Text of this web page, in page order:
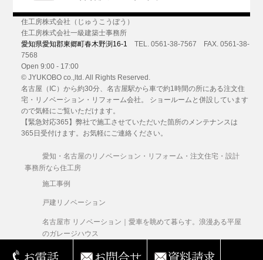
住工房株式会社（じゅうこうぼう）
住工房株式会社一級建築士事務所
愛知県愛知郡東郷町春木野渕16-1
TEL. 0561-38-7567 FAX. 0561-38-
7568
Open 9:00 - 17:00
© JYUKOBO co.,ltd. All Rights Reserved.
名古屋（IC）から約30分 、名古屋駅から車で約1時間の所にある注文住
宅・リノベーション・リフォーム会社。 ショールームと併設しています
ので気軽にご覧いただけます。
【緊急対応365】弊社で施工させていただいた箇所のメンテナンスは
365日受付けます。お気軽にご連絡ください。
愛知・名古屋のリノベーション・リフォーム・注文住宅・設計
事務所なら住工房
施工事例
戸建リノベーション
名古屋市 リノベーション｜愛車を眺めて暮らす。浪漫ある平屋
のガレージハウス